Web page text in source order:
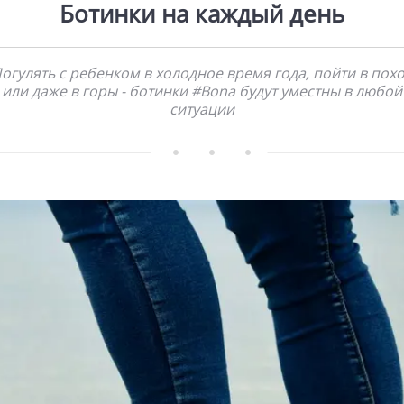
Ботинки на каждый день
с ребенком в холодное время года, пойти в
или даже в горы - ботинки #Bona будут уместны в любой
ситуации